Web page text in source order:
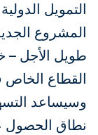
التمويل
المشروع
طويل الأجل –
القطاع الخاص
وسيساعد
نطاق الحصول